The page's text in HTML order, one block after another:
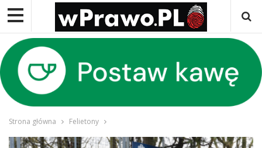
Strona główna Felietony